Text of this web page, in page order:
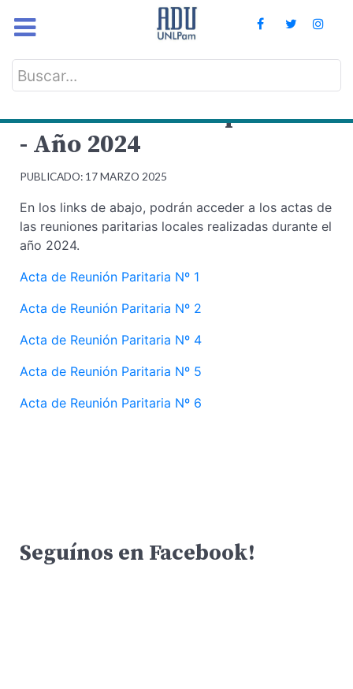
Buscar...
Actas de reunión paritaria
- Año 2024
PUBLICADO: 17 MARZO 2025
En los links de abajo, podrán acceder a los actas de
las reuniones paritarias locales realizadas durante el
año 2024.
Acta de Reunión Paritaria Nº 1
Acta de Reunión Paritaria Nº 2
Acta de Reunión Paritaria Nº 4
Acta de Reunión Paritaria Nº 5
Acta de Reunión Paritaria Nº 6
Seguínos en Facebook!